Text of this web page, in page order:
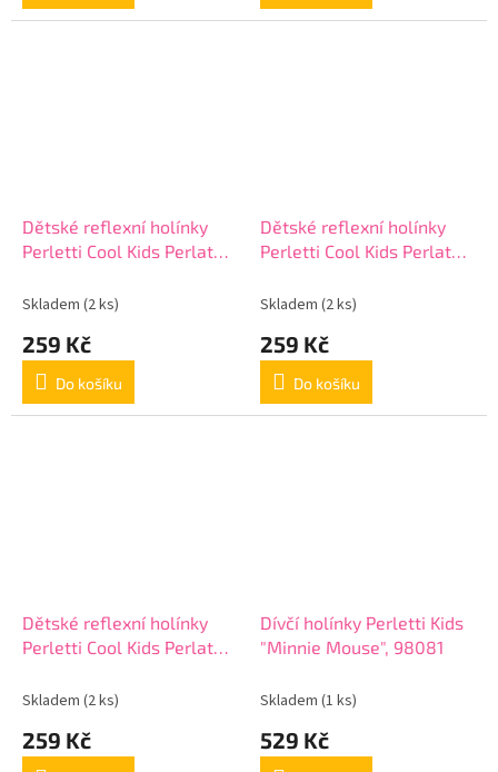
Dětské reflexní holínky
Perletti Cool Kids Perlato
Skladem (2 ks)
259 Kč
Do košíku
Dětské reflexní holínky
Perletti Cool Kids Perlato
Skladem (2 ks)
259 Kč
Do košíku
Dětské reflexní holínky
Perletti Cool Kids Perlato
Skladem (2 ks)
259 Kč
Dívčí holínky Perletti Kids
"Minnie Mouse", 98081
Skladem (1 ks)
529 Kč